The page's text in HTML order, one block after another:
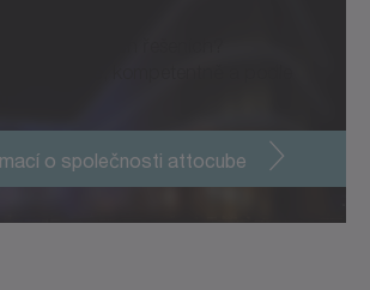
o společnosti attocube